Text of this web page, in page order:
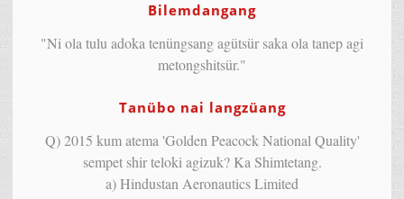
Bilemdangang
"Ni ola tulu adoka tenüngsang agütsür saka ola tanep agi
metongshitsür."
Tanübo nai langzüang
Q) 2015 kum atema 'Golden Peacock National Quality'
sempet shir teloki agizuk? Ka Shimtetang.
a) Hindustan Aeronautics Limited